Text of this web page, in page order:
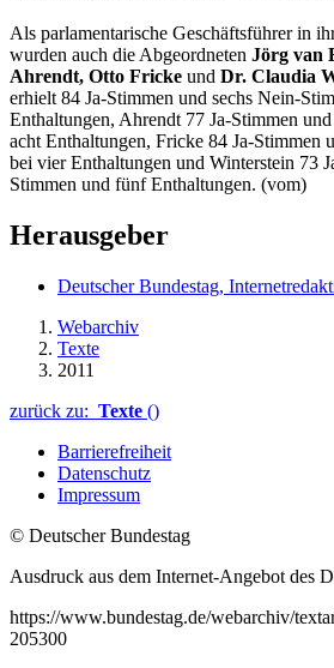
Als parlamentarische Geschäftsführer in
wurden auch die Abgeordneten Jörg van
Ahrendt, Otto Fricke und Dr. Claudia
erhielt 84 Ja-Stimmen und sechs Nein-
Enthaltungen, Ahrendt 77 Ja-Stimmen
acht Enthaltungen, Fricke 84 Ja-Stimmen
bei vier Enthaltungen und Winterstein 73
Stimmen und fünf Enthaltungen. (vom)
Herausgeber
Deutscher Bundestag,
Webarchiv
Texte
2011
zurück zu: Texte ()
Barrierefreiheit
Datenschutz
Impressum
© Deutscher Bundestag
Ausdruck aus dem Internet-Angebot des
https://www.bundestag.de/webarchiv/
205300